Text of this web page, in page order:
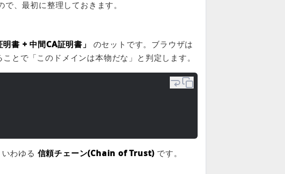
、最初に整理しておきます。
明書 + 中間CA証明書」
のセットです。ブラウザは
とで「このドメインは本物だな」と判定します。
わゆる 信頼チェーン(Chain of Trust) です。